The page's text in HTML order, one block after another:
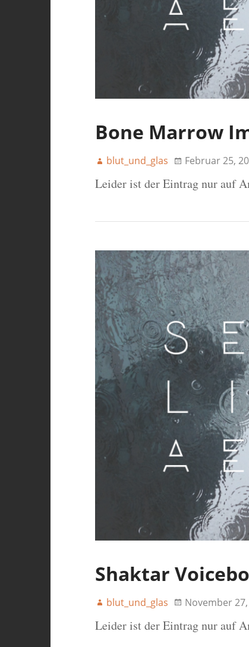
Bone Marrow
blut_und_glas Februar 25,
Leider ist der Eintrag nur auf
Shaktar
blut_und_glas November
Leider ist der Eintrag nur auf